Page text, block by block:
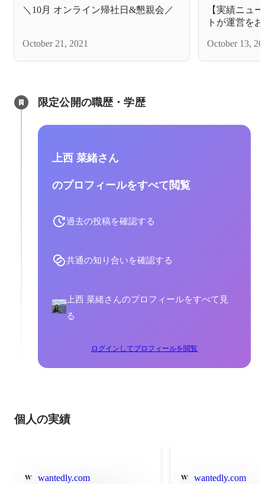
＼10月 オンライン帰社日&懇親会／
October 21, 2021
【実績ニュ
トが運営を
ーを担当し
がマーケテ
October 13,
限定公開の職歴・学歴
上西 菜緒さん
のプロフィールをすべて閲覧
過去の投稿を確認する
共通の知り合いを確認する
上西 菜緒さんのプロフィールをすべて見
る
ログインしてプロフィールを閲覧
個人の実績
wantedly.com wantedly.com